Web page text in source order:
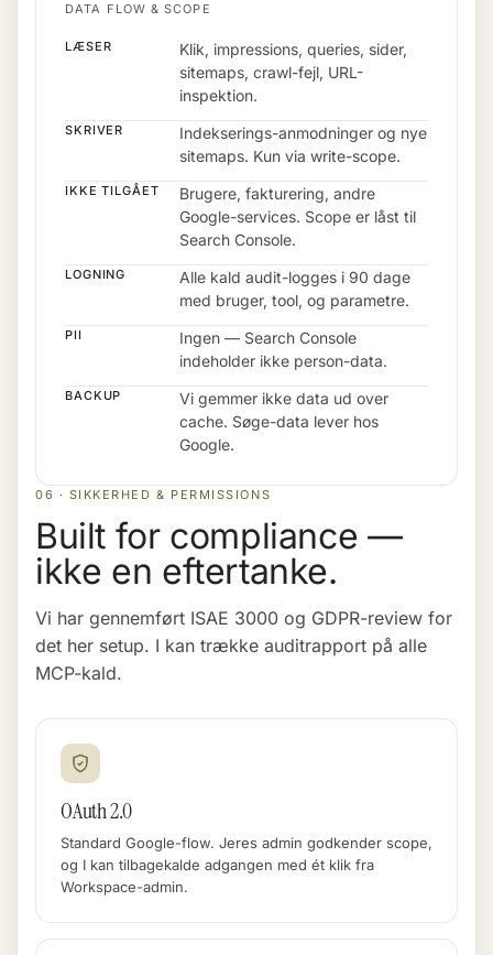
DATA FLOW & SCOPE
LÆSER
Klik, impressions, queries, sider,
sitemaps, crawl-fejl, URL-
inspektion.
SKRIVER
Indekserings-anmodninger og nye
sitemaps. Kun via write-scope.
IKKE TILGÅET
Brugere, fakturering, andre
Google-services. Scope er låst til
Search Console.
LOGNING
Alle kald audit-logges i 90 dage
med bruger, tool, og parametre.
PII
Ingen — Search Console
indeholder ikke person-data.
BACKUP
Vi gemmer ikke data ud over
cache. Søge-data lever hos
Google.
06 · SIKKERHED & PERMISSIONS
Built for compliance —
ikke en eftertanke.
Vi har gennemført ISAE 3000 og GDPR-review for
det her setup. I kan trække auditrapport på alle
MCP-kald.
OAuth 2.0
Standard Google-flow. Jeres admin godkender scope,
og I kan tilbagekalde adgangen med ét klik fra
Workspace-admin.